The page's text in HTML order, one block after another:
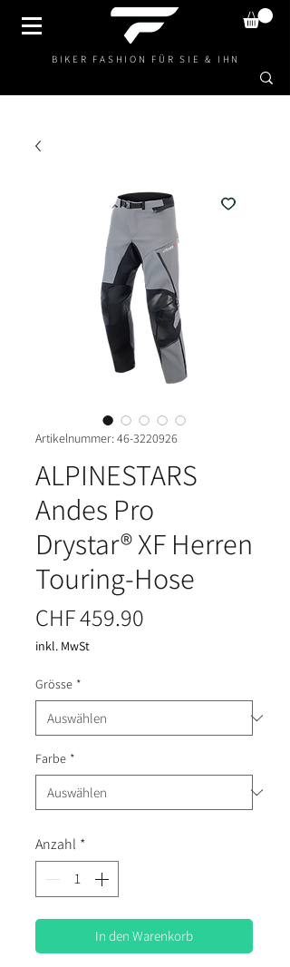
BIKER FASHION FÜR SIE & IHN
Artikelnummer: 46-3220926
ALPINESTARS
Andes Pro
Drystar® XF Herren
Touring-Hose
CHF 459.90
inkl. MwSt
Grösse *
Farbe *
Anzahl *
In den Warenkorb